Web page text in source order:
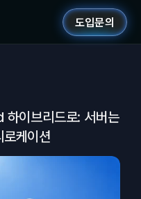
도입문의
이브리드로: 서버는
케이션